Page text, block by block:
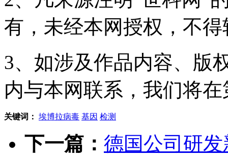
有，未经本网授权，不
3、如涉及作品内容、版
内与本网联系，我们将
关键词： 埃博拉病毒 基因 检测
下一篇： 德国公司研